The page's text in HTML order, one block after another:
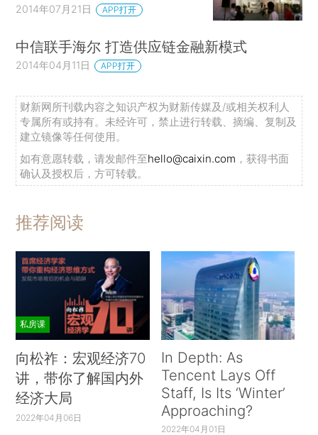
2014年07月21日 APP打开
中信联手海尔 打造供应链金融新模式
2014年04月11日 APP打开
财新网所刊载内容之知识产权为财新传媒及/或相关权利人
专属所有或持有。未经许可，禁止进行转载、摘编、复制及
建立镜像等任何使用。
如有意愿转载，请发邮件至hello@caixin.com ，获得书面
确认及授权后，方可转载。
推荐阅读
私房课
向松祚：宏观经济70
讲，带你了解国内外
经济大局
2022年04月06日
In Depth: As
Tencent Lays Off
Staff, Is Its ‘Winter’
Approaching?
2022年04月01日